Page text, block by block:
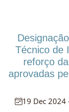
Técnico de
reforço
aprovadas
19 Dec